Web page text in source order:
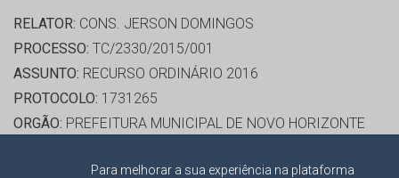
Para melhorar a sua experiência na plataforma
RELATOR: CONS. JERSON DOMINGOS
PROCESSO: TC/2330/2015/001
ASSUNTO: RECURSO ORDINÁRIO 2016
PROTOCOLO: 1731265
ORGÃO: PREFEITURA MUNICIPAL DE NOVO HORIZONTE
INTERESSADO(S):NILZA RAMOS FERREIRA MARQUES